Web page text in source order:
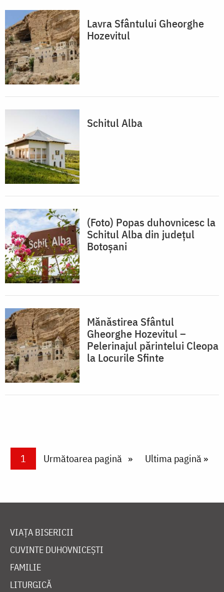
Lavra Sfântului Gheorghe
Hozevitul
Schitul Alba
(Foto) Popas duhovnicesc la
Schitul Alba din județul
Botoșani
Mănăstirea Sfântul
Gheorghe Hozevitul –
Pelerinajul părintelui Cleopa
la Locurile Sfinte
PaginareCurrent page
1 Next page
Următoarea pagină Last page
Ultima pagină »
VIAȚA BISERICII
CUVINTE DUHOVNICEȘTI
FAMILIE
LITURGICĂ